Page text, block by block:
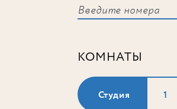
КОМНАТЫ
Студия 1